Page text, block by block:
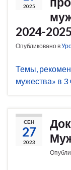
2025
2024-
Опубликовано в
Темы,
мужества» в 3
СЕН
27
2023